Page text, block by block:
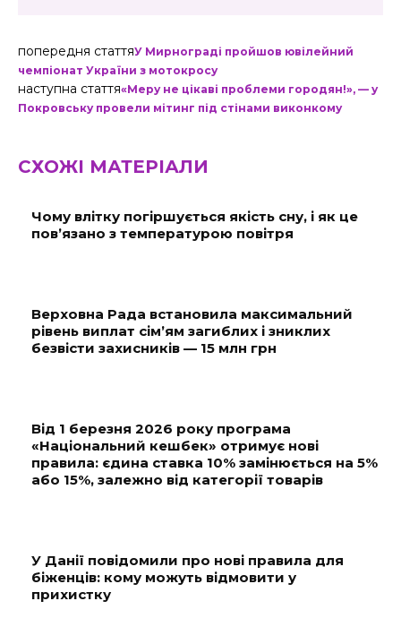
попередня статтяУ Мирнограді пройшов ювілейний
чемпіонат України з мотокросу
наступна стаття«Меру не цікаві проблеми городян!», — у
Покровську провели мітинг під стінами виконкому
СХОЖІ МАТЕРІАЛИ
Чому влітку погіршується якість сну, і як це
пов’язано з температурою повітря
Верховна Рада встановила максимальний
рівень виплат сім’ям загиблих і зниклих
безвісти захисників — 15 млн грн
Від 1 березня 2026 року програма
«Національний кешбек» отримує нові
правила: єдина ставка 10% замінюється на 5%
або 15%, залежно від категорії товарів
У Данії повідомили про нові правила для
біженців: кому можуть відмовити у
прихистку